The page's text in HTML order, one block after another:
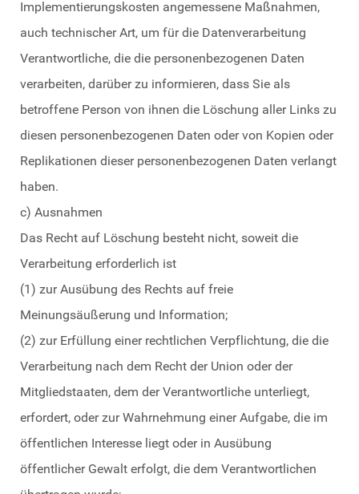
Implementierungskosten angemessene Maßnahmen,
auch technischer Art, um für die Datenverarbeitung
Verantwortliche, die die personenbezogenen Daten
verarbeiten, darüber zu informieren, dass Sie als
betroffene Person von ihnen die Löschung aller Links zu
diesen personenbezogenen Daten oder von Kopien oder
Replikationen dieser personenbezogenen Daten verlangt
haben.
c) Ausnahmen
Das Recht auf Löschung besteht nicht, soweit die
Verarbeitung erforderlich ist
(1) zur Ausübung des Rechts auf freie
Meinungsäußerung und Information;
(2) zur Erfüllung einer rechtlichen Verpflichtung, die die
Verarbeitung nach dem Recht der Union oder der
Mitgliedstaaten, dem der Verantwortliche unterliegt,
erfordert, oder zur Wahrnehmung einer Aufgabe, die im
öffentlichen Interesse liegt oder in Ausübung
öffentlicher Gewalt erfolgt, die dem Verantwortlichen